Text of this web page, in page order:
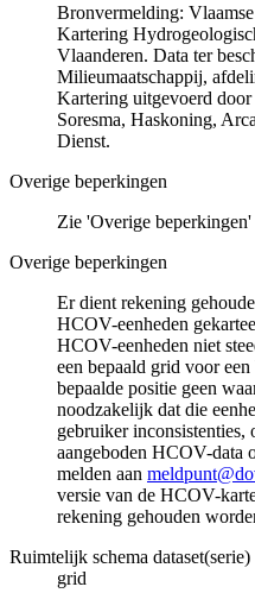
Bronvermelding:
Kartering
Vlaanderen. Data ter
Milieumaatschappij,
Kartering uitgevoerd
Soresma, Haskoning,
Dienst.
Overige beperkingen
Zie 'Overige beperkingen'
Overige beperkingen
Er dient rekening
HCOV-eenheden
HCOV-eenheden niet
een bepaald grid voor
bepaalde positie geen
noodzakelijk dat die
gebruiker
aangeboden HCOV-data
melden aan
versie van de HCOV-
rekening gehouden
Ruimtelijk schema dataset(serie)
grid